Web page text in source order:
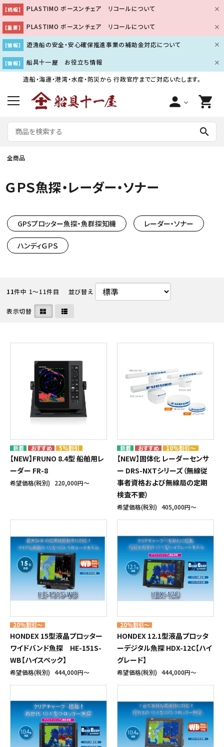
【続報】 PLASTIMO ボースンチェア リコールについて
【重要】 PLASTIMO ボースンチェア リコールについて
【情報】 遊漁船の安全・安心確保推進事業の補助金対応について
【情報】
船具十一屋 お役立ち情報
造船・海運・港湾・水産・防災から行政官庁までご対応いたします。
person shopping_cart
search
全商品
ＧＰＳ魚探・レーダー・ソナー
GPSプロッター魚探・魚群探知機 レーダー・ソナー
ハンディＧＰＳ
11件中 1〜11件目 並び替え
表示切替
5%割引
【NEW】FRUNO 8.4型 船舶用レ
ーダー FR-8
希望価格(税別) 220,000円〜
10%割引～
【NEW】固体化 レーダーセンサ
ー DRS-NXTシリーズ（無線従
事者資格および無線局の定期
検査不要）
希望価格(税別) 405,000円〜
20%割引～
HONDEX 15型液晶プロッター
ワイドバンド魚探 HE-151S-
WB【ハイスペック】
希望価格(税別) 444,000円〜
20%割引～
HONDEX 12.1型液晶プロッタ
ーデジタル魚探 HDX-12C【ハイ
グレード】
希望価格(税別) 444,000円〜